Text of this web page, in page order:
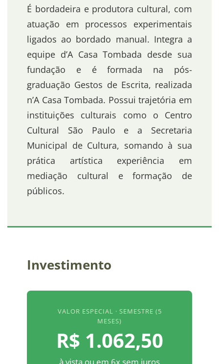
É bordadeira e produtora cultural, com
atuação em processos experimentais
ligados ao bordado manual. Integra a
equipe d’A Casa Tombada desde sua
fundação e é formada na pós-
graduação Gestos de Escrita, realizada
n’A Casa Tombada. Possui trajetória em
instituições culturais como o Centro
Cultural São Paulo e a Secretaria
Municipal de Cultura, somando à sua
prática artística experiência em
mediação cultural e formação de
públicos.
Investimento
VALOR ESPECIAL · SEMESTRE (5
MESES)
R$ 1.062,50